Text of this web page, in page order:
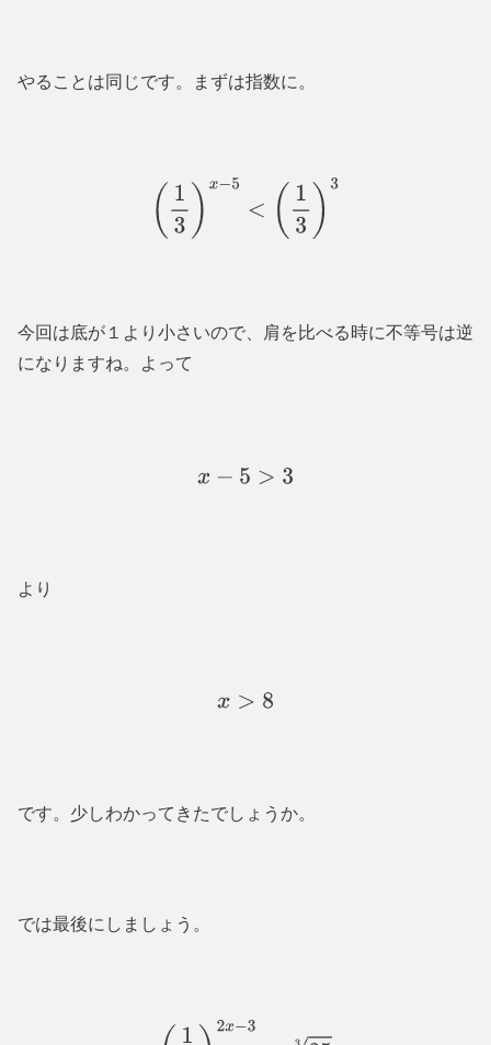
やることは同じです。まずは指数に。
( 13) − 13 )3
今回は底が１より小さいので、肩を比べる時に不等号は逆
になりますね。よって
x− 5 >3
より
x >8
です。少しわかってきたでしょうか。
では最後にしましょう。
(1 5 )2x −3 253